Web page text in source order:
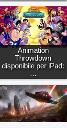
Animation
Throwdown
disponibile per iPad:
…